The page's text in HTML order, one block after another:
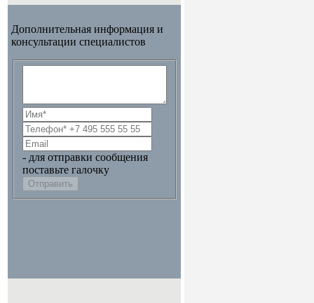
Дополнительная информация и
консультации специалистов
- для отправки сообщения
поставьте галочку
Отправить